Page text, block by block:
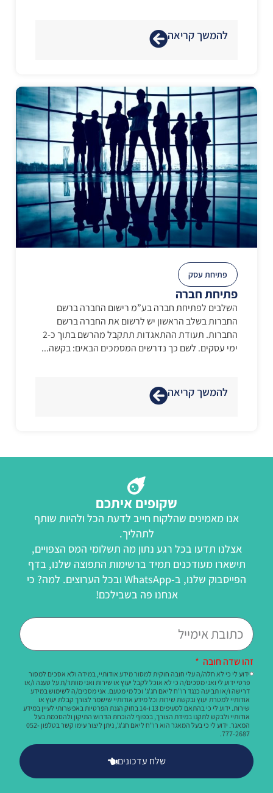
להמשך קריאה
פתיחת עסק
פתיחת חברה
השלבים לפתיחת חברה בע”מ רישום החברה ברשם
החברות בשלב הראשון יש לרשום את החברה ברשם
החברות. תעודת ההתאגדות תתקבל מהרשם בתוך כ-2
ימי עסקים. לשם כך נדרשים המסמכים הבאים: בקשה...
להמשך קריאה
שקופים איתכם
אנו מאמינים שהלקוח חייב לדעת הכל ולהיות שותף
לתהליך.
אצלנו תדעו בכל רגע נתון מה תשלומי המס הצפויים,
תישארו מעודכנים תמיד ברשימות התפוצה שלנו, בדף
הפייסבוק שלנו, ב-WhatsApp ובכל הערוצים. למה? כי
אנחנו פה בשבילכם!
זהו שדה חובה
ידוע לי כי לא חלה/ה עלי חובה חוקית למסור מידע אודותיי, במידה ולא אסכים למסור
פרטי ידוע לי ואני מסכים/ה כי לא אוכל לקבל יעוץ או שירות ואני מוותר/ת על טענה ו/או
דרישה ו/או תביעה כנגד רו"ח ליאם חג'ג' וכל מי מטעם. אני מסכים/ה לשימוש במידע
אודותיי למטרת יעוץ ובקשת שירות וכל מידע אודותיי שישמר לצורך קבלת יעוץ או
שירות. ידוע לי כי בהתאם לסעיפים 13 ו-14 בחוק הגנת הפרטיות באפשרותי לעיין במידע
אודותיי ולבקש לתקנו במידת הצורך, בכפוף להוכחת הדרוש התיקון ולהסכמת בעל
המאגר. ידוע לי כי בעל המאגר הוא רו"ח ליאם חג'ג', ניתן ליצור עימו קשר בטלפון 052-
777-2687.
שלח עדכונים